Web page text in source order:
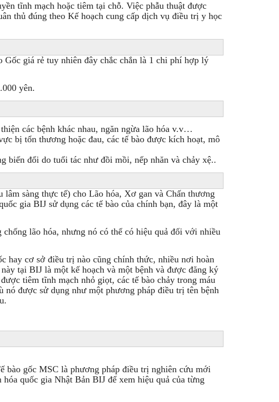
tĩnh mạch hoặc tiêm tại chỗ. Việc phẫu thuật được
thủ đúng theo Kế hoạch cung cấp dịch vụ điều trị y học
giá rẻ tuy nhiên đây chắc chắn là 1 chi phí hợp lý
yên.
các bệnh khác nhau, ngăn ngừa lão hóa v.v…
bị tổn thương hoặc đau, các tế bào được kích hoạt, mô
biến đổi do tuổi tác như đồi mồi, nếp nhăn và chảy xệ..
sàng thực tế) cho Lão hóa, Xơ gan và Chấn thương
gia BIJ sử dụng các tế bào của chính bạn, đây là một
lão hóa, nhưng nó có thể có hiệu quả đối với nhiều
hay cơ sở điều trị nào cũng chính thức, nhiều nơi hoàn
tại BIJ là một kế hoạch và một bệnh và được đăng ký
tiêm tĩnh mạch nhỏ giọt, các tế bào chảy trong máu
được sử dụng như một phương pháp điều trị tên bệnh
gốc MSC là phương pháp điều trị nghiên cứu mới
quốc gia Nhật Bản BIJ để xem hiệu quả của từng